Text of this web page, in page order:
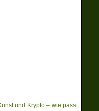
und Krypto – wie passt